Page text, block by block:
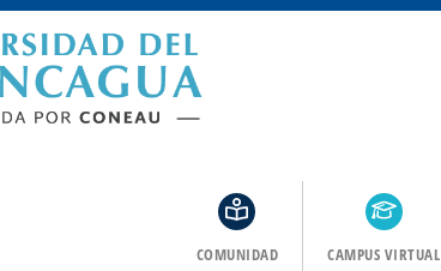
COMUNIDAD CAMPUS VIRTUAL